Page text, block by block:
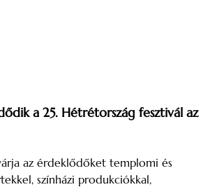
a 25. Hétrétország fesztivál az
az érdeklődőket templomi és
színházi produkciókkal,